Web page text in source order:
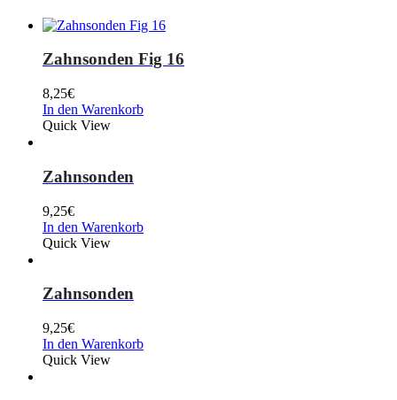
Zahnsonden Fig 16
8,25€
In den Warenkorb
Quick View
Zahnsonden
9,25€
In den Warenkorb
Quick View
Zahnsonden
9,25€
In den Warenkorb
Quick View